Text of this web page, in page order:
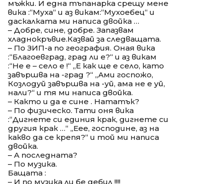
мъжки. И една тъпанарка срещу мене
вика :“Муха“ и аз викам:“Мухоебец“ и
даскалката ми написа двойка …
– Добре, сине, добре. Запазвам
хладнокръвие.Казвай за следващата.
– По ЗИП-а по география. Оная вика
:“Благоевград, град ли е?“ и аз викам
:“Не е – село е !“ „Е как ще е село, като
завършва на -град ?“ „Ами госпожо,
Козлодуй завършва на -уй, ама не е уй,
нали?“ и тя ми написа двойка.
– Както и да е сине . Нататък?
– По физическо. Тати оня вика
:“Дигнете си единия крак, дигнете си
другия крак …“ „Еее, господине, аз на
какво да се крепя?“ и той ми написа
двойка.
– А последната?
– По музика.
Бащата :
– И по музика ли бе дебил !!!!